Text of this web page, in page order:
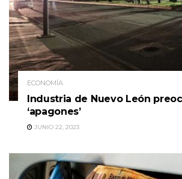
ECONOMÍA
Industria de Nuevo León
‘apagones’
JUNIO 22, 2023